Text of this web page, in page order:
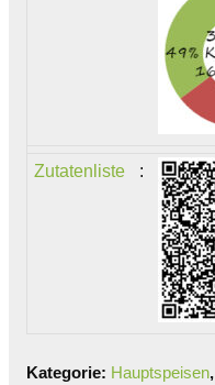
Zutatenliste :
Kategorie: Hauptspeisen,